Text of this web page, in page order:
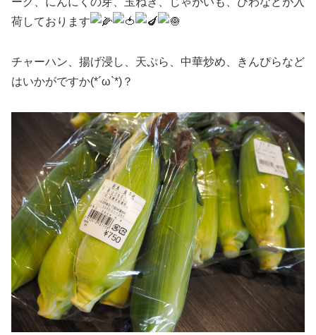
荷しております
チャーハン、揚げ浸し、天ぷら、中華炒め、きんぴらなど
はいかがですか(*´ω`*)？